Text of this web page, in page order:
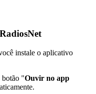
instale o aplicativo
botão "Ouvir no app